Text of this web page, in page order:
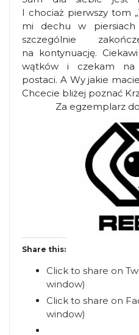
I chociaż pierwszy tom
mi dechu w piersiach
szczególnie
na kontynuację.
wątków i czekam na
postaci. A Wy jakie
Chcecie bliżej poznać
Za egzemplarz
Share this:
Click to share on
window)
Click to share on
window)